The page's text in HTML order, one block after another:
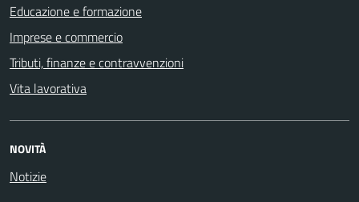
Educazione e formazione
Imprese e commercio
Tributi, finanze e contravvenzioni
Vita lavorativa
NOVITÀ
Notizie